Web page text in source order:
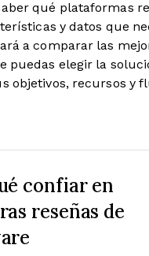
qué plataformas
y datos que
a comparar las
puedas elegir la
objetivos, recursos y
confiar en
reseñas de